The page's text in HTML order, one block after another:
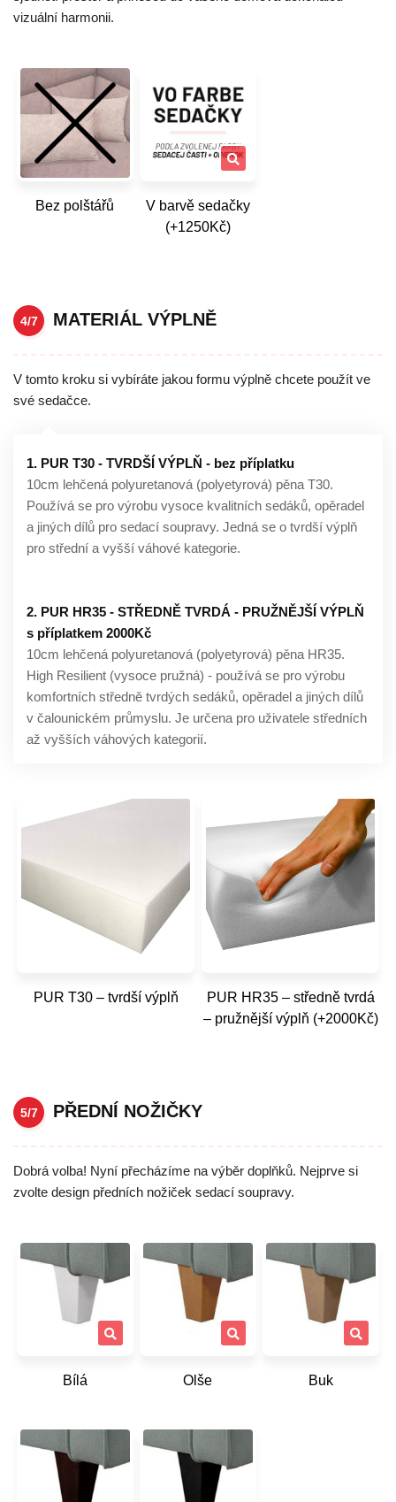
vizuální harmonii.
Bez polštářů
V barvě sedačky
(+1250Kč)
4/7 MATERIÁL VÝPLNĚ
V tomto kroku si vybíráte jakou formu výplně chcete použít ve
své sedačce.
1. PUR T30 - TVRDŠÍ VÝPLŇ - bez příplatku
10cm lehčená polyuretanová (polyetyrová) pěna T30.
Používá se pro výrobu vysoce kvalitních sedáků, opěradel
a jiných dílů pro sedací soupravy. Jedná se o tvrdší výplň
pro střední a vyšší váhové kategorie.
2. PUR HR35 - STŘEDNĚ TVRDÁ - PRUŽNĚJŠÍ VÝPLŇ
s příplatkem 2000Kč
10cm lehčená polyuretanová (polyetyrová) pěna HR35.
High Resilient (vysoce pružná) - používá se pro výrobu
komfortních středně tvrdých sedáků, opěradel a jiných dílů
v čalounickém průmyslu. Je určena pro uživatele středních
až vyšších váhových kategorií.
PUR T30 – tvrdší výplň
PUR HR35 – středně tvrdá
– pružnější výplň (+2000Kč)
5/7 PŘEDNÍ NOŽIČKY
Dobrá volba! Nyní přecházíme na výběr doplňků. Nejprve si
zvolte design předních nožiček sedací soupravy.
Bílá Olše Buk